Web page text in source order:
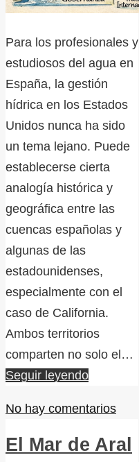
Para los profesionales y
estudiosos del agua en
España, la gestión
hídrica en los Estados
Unidos nunca ha sido
un tema lejano. Puede
establecerse cierta
analogía histórica y
geográfica entre las
cuencas españolas y
algunas de las
estadounidenses,
especialmente con el
caso de California.
Ambos territorios
comparten no solo el…
Seguir leyendo
No hay comentarios
El Mar de Aral